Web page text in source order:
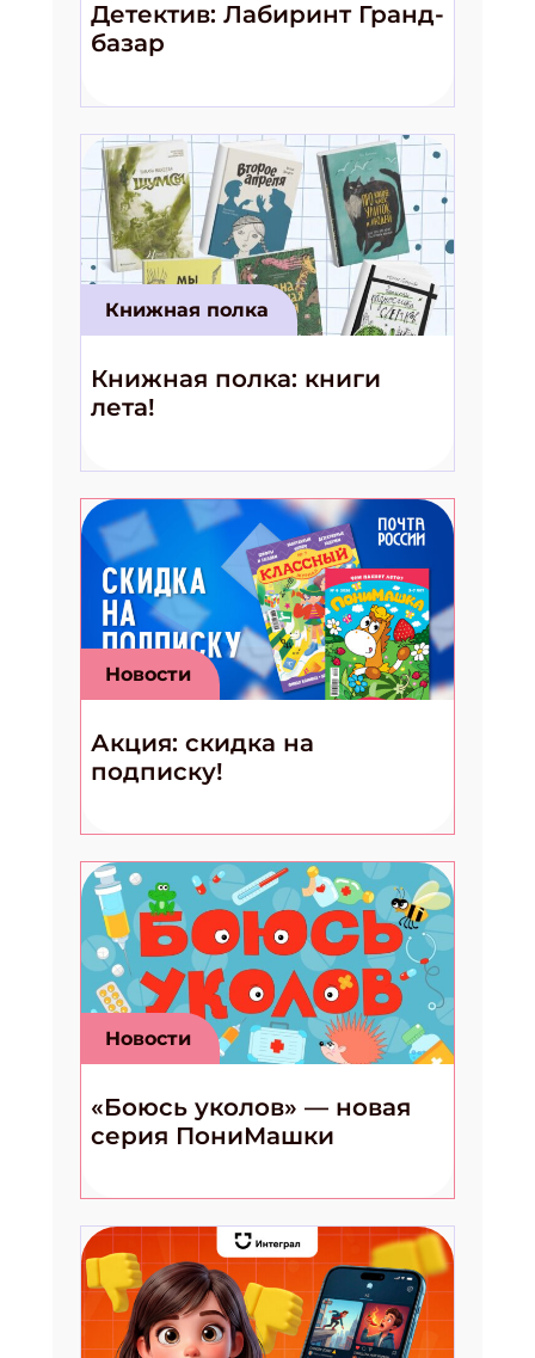
Детектив: Лабиринт Гранд-
базар
Книжная полка
Книжная полка: книги
лета!
Новости
Акция: скидка на
подписку!
Новости
«Боюсь уколов» — новая
серия ПониМашки